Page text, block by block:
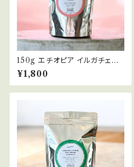
150g エチオピア イルガチェフ
ウォルカ サカロ ウォッシュト ET
HIOPIA YIRGACHEFFE W
ORKA SAKARO WASHED
¥1,800